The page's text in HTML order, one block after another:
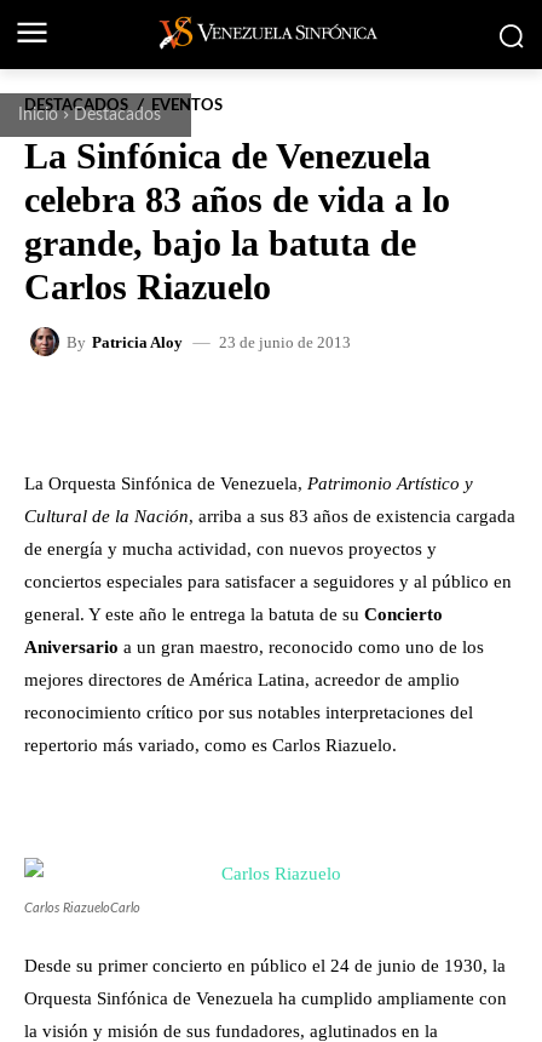
Inicio Destacados
DESTACADOS EVENTOS
La Sinfónica de Venezuela
celebra 83 años de vida a lo
grande, bajo la batuta de
Carlos Riazuelo
By Patricia Aloy 23 de junio de 2013
La Orquesta Sinfónica de Venezuela, Patrimonio Artístico y
Cultural de la Nación, arriba a sus 83 años de existencia cargada
de energía y mucha actividad, con nuevos proyectos y
conciertos especiales para satisfacer a seguidores y al público en
general. Y este año le entrega la batuta de su Concierto
Aniversario a un gran maestro, reconocido como uno de los
mejores directores de América Latina, acreedor de amplio
reconocimiento crítico por sus notables interpretaciones del
repertorio más variado, como es Carlos Riazuelo.
Carlos RiazueloCarlo
Desde su primer concierto en público el 24 de junio de 1930, la
Orquesta Sinfónica de Venezuela ha cumplido ampliamente con
la visión y misión de sus fundadores, aglutinados en la